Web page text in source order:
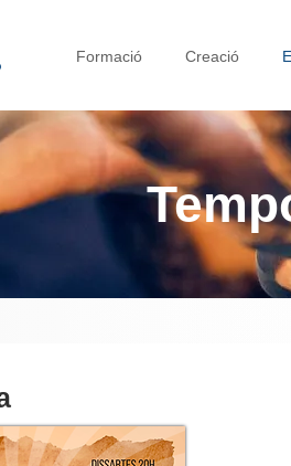
Formació Creació